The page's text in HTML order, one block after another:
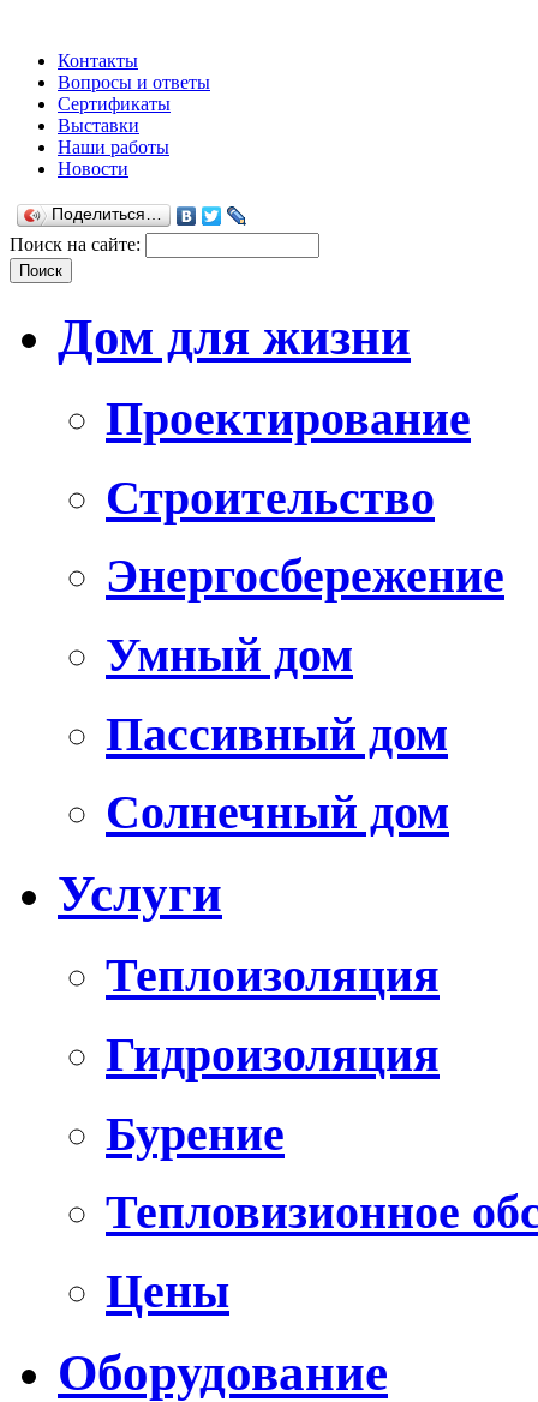
Контакты
Вопросы и ответы
Сертификаты
Выставки
Наши работы
Новости
Поделиться…
Поиск на сайте:
Дом для жизни
Проектирование
Строительство
Энергосбережение
Умный дом
Пассивный дом
Солнечный дом
Услуги
Теплоизоляция
Гидроизоляция
Бурение
Тепловизионное
Цены
Оборудование